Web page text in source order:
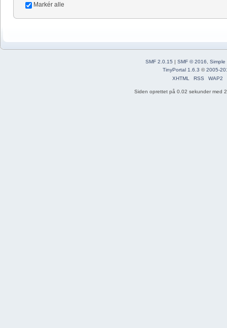
Markér alle
SMF 2.0.15 | SMF © 2016
Simple
TinyPortal 1.6.3 ©2005-
XHTML
RSS WAP2
Siden oprettet på 0.02 sekunder med